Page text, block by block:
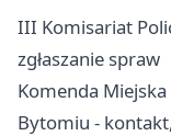
III Komisariat
zgłaszanie spraw
Komenda
Bytomiu -